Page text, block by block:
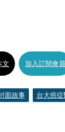
文 加入訂閱會員
面故事 台大癌